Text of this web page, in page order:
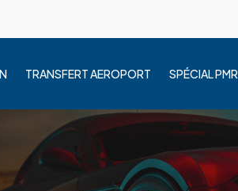
TRANSFERT AEROPORT SPÉCIAL PMR